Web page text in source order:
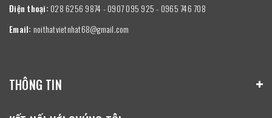
Điện thoại: 028 6256 9874 - 0907 095 925 - 0965 746 708
Email: noithatvietnhat68@gmail.com
THÔNG TIN